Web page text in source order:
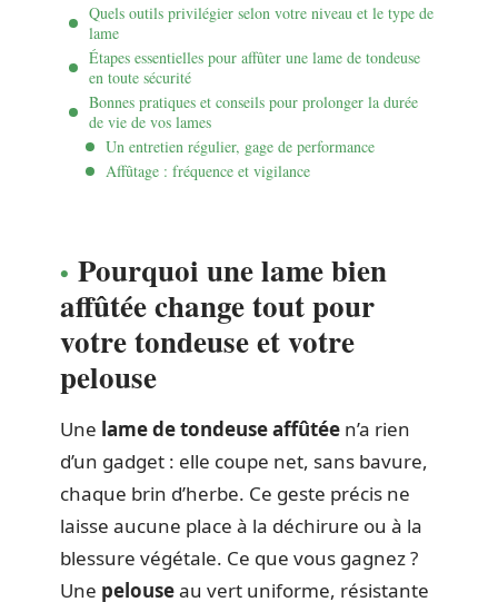
Quels outils privilégier selon votre niveau et le type de
lame
Étapes essentielles pour affûter une lame de tondeuse
en toute sécurité
Bonnes pratiques et conseils pour prolonger la durée
de vie de vos lames
Un entretien régulier, gage de performance
Affûtage : fréquence et vigilance
Pourquoi une lame bien
affûtée change tout pour
votre tondeuse et votre
pelouse
Une lame de tondeuse affûtée n’a rien
d’un gadget : elle coupe net, sans bavure,
chaque brin d’herbe. Ce geste précis ne
laisse aucune place à la déchirure ou à la
blessure végétale. Ce que vous gagnez ?
Une pelouseau vert uniforme, résistante